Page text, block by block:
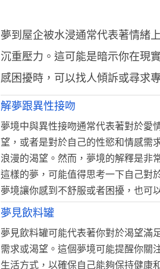
夢到屋企被水浸通常代表著情緒
沉重壓力。這可能是暗示你在現
感困擾時，可以找人傾訴或尋求
解夢跟異性接吻
夢境中與異性接吻通常代表著對於愛
望，或者是對於自己的性慾和情感需
浪漫的渴望。然而，夢境的解釋是非
這樣的夢，可能值得思考一下自己對
夢境讓你感到不舒服或者困擾，也可
夢見飲料罐
夢見飲料罐可能代表著你對於渴望滿
需求或渴望。這個夢境可能提醒你關
生活方式，以確保自己能夠保持健康